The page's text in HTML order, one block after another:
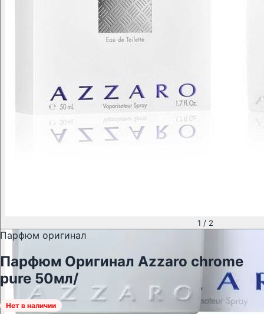
1 / 2
Парфюм оригинал
Парфюм Оригинал Azzaro chrome
pure 50мл/
Нет в наличии